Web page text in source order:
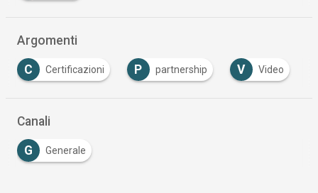
Argomenti
C Certificazioni P partnership V Video
Canali
G Generale